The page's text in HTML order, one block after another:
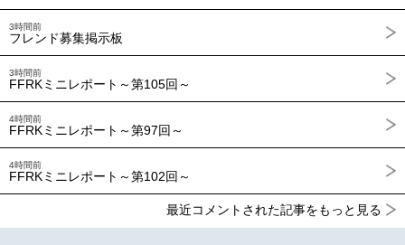
3時間前
フレンド募集掲示板
3時間前
FFRKミニレポート～第105回～
4時間前
FFRKミニレポート～第97回～
4時間前
FFRKミニレポート～第102回～
最近コメントされた記事をもっと見る